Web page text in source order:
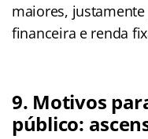
maiores,
financeira e renda
9. Motivos
público: